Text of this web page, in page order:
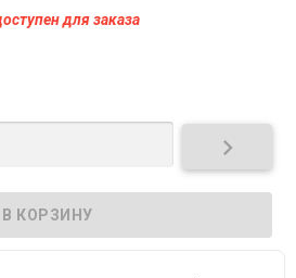
для заказа
